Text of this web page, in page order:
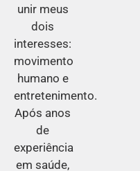
unir meus
dois
interesses:
movimento
humano e
entretenimento.
Após anos
de
experiência
em saúde,